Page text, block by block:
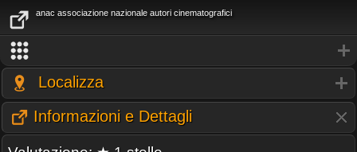
anac associazione nazionale autori cinematografici
Localizza
Informazioni e Dettagli